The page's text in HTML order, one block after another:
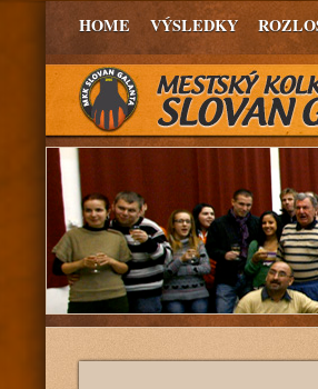
HOME VÝSLEDKY